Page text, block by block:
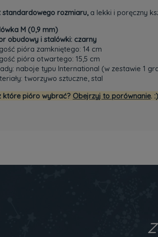
standardowego rozmiaru,a lekki i poręczny
M (0,9 mm)
obudowy i stalówki: czarny
pióra zamkniętego: 14 cm
pióra otwartego: 15,5 cm
naboje typu International (w zestawie 1
tworzywo sztuczne, stal
które pióro wybrać? Obejrzyj to porównanie. :)